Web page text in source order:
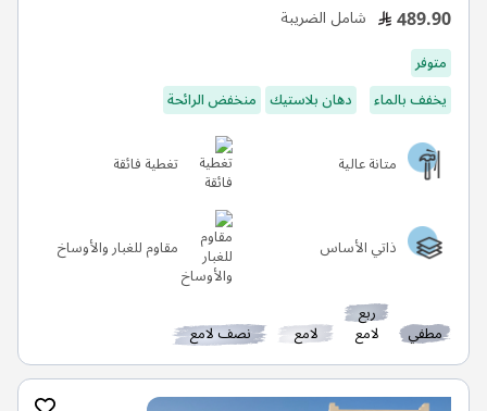
489.90 شامل الضريبة
متوفر
يخفف بالماء
دهان بلاستيك منخفض الرائحة
متانة عالية تغطية فائقة
ذاتي الأساس مقاوم للغبار والأوساخ
مطفي
ربع
لامع لامع نصف لامع